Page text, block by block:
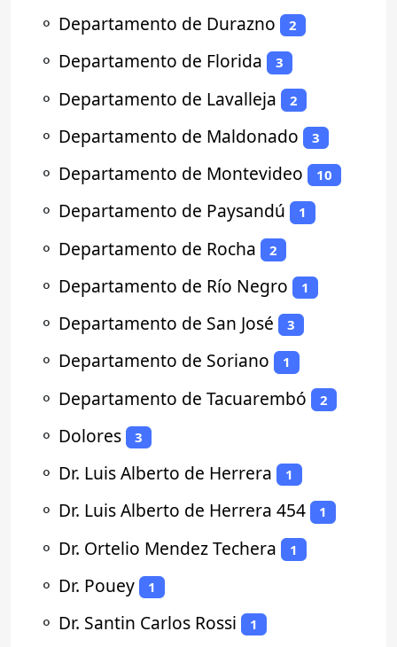
⚬ Departamento de Durazno 2
⚬ Departamento de Florida 3
⚬ Departamento de Lavalleja 2
⚬ Departamento de Maldonado 3
⚬ Departamento de Montevideo 10
⚬ Departamento de Paysandú 1
⚬ Departamento de Rocha 2
⚬ Departamento de Río Negro 1
⚬ Departamento de San José 3
⚬ Departamento de Soriano 1
⚬ Departamento de Tacuarembó 2
⚬ Dolores 3
⚬ Dr. Luis Alberto de Herrera 1
⚬ Dr. Luis Alberto de Herrera 454 1
⚬ Dr. Ortelio Mendez Techera 1
⚬ Dr. Pouey 1
⚬ Dr. Santin Carlos Rossi 1